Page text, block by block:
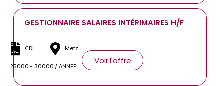
GESTIONNAIRE SALAIRES INTÉRIMAIRES H/F
CDI Metz
25000 - 30000 / ANNEE
Voir l'offre